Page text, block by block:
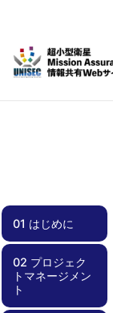
01 はじめに
01.00 はじめに
02 プロジェク
トマネージメン
ト